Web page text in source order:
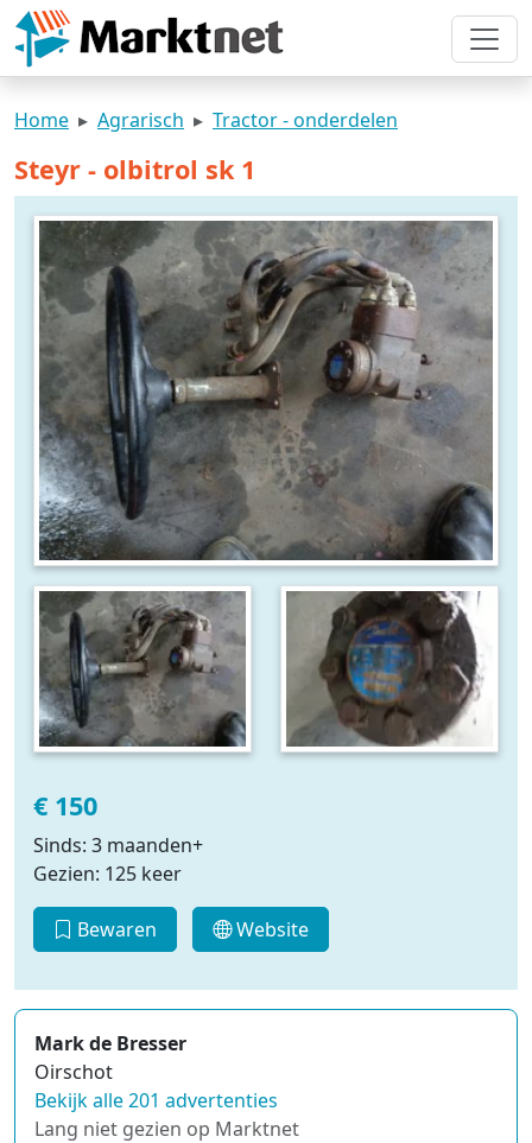
Home Agrarisch Tractor - onderdelen
Steyr - olbitrol sk 1
€ 150
Sinds: 3 maanden+
Gezien: 125 keer
Bewaren Website
Mark de Bresser
Oirschot
Bekijk alle 201 advertenties
Lang niet gezien op Marktnet